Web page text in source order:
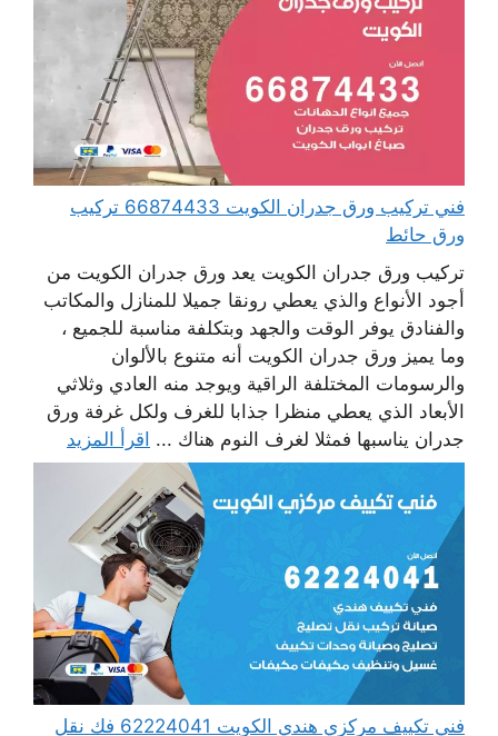
فني تركيب ورق جدران الكويت 66874433 تركيب
ورق حائط
تركيب ورق جدران الكويت يعد ورق جدران الكويت من
أجود الأنواع والذي يعطي رونقا جميلا للمنازل والمكاتب
والفنادق يوفر الوقت والجهد وبتكلفة مناسبة للجميع ،
وما يميز ورق جدران الكويت أنه متنوع بالألوان
والرسومات المختلفة الراقية ويوجد منه العادي وثلاثي
الأبعاد الذي يعطي منظرا جذابا للغرف ولكل غرفة ورق
جدران يناسبها فمثلا لغرف النوم هناك ... اقرأ المزيد
فني تكييف مركزي هندي الكويت 62224041 فك نقل